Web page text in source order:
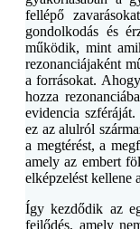
fellépő
gondolkodás és
működik, mint
rezonanciájaként
a forrásokat.
hozza
evidencia
ez az alulról
a megtérést, a
amely az embert
elképzelést kellene
Így kezdődik az
fejlődés, amely